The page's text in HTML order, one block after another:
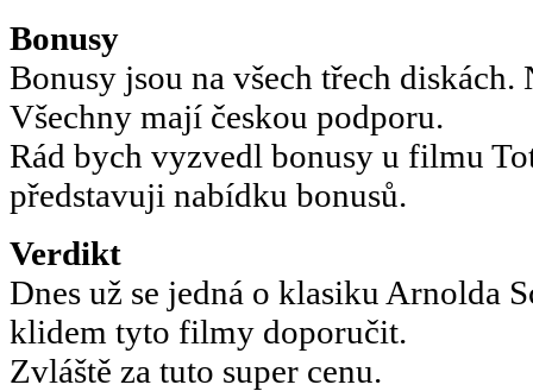
Bonusy
Bonusy jsou na všech třech diskách.
Všechny mají českou podporu.
Rád bych vyzvedl bonusy u filmu
představuji nabídku bonusů.
Verdikt
Dnes už se jedná o klasiku Arnolda
klidem tyto filmy doporučit.
Zvláště za tuto super cenu.